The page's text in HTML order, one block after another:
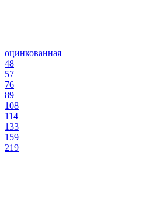
оцинкованная
48
57
76
89
108
114
133
159
219